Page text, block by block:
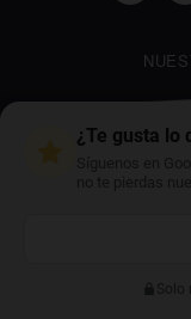
¿Te gusta lo